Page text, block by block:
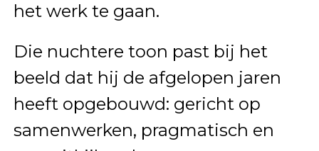
het werk te gaan.
Die nuchtere toon past bij het
beeld dat hij de afgelopen jaren
heeft opgebouwd: gericht op
samenwerken, pragmatisch en